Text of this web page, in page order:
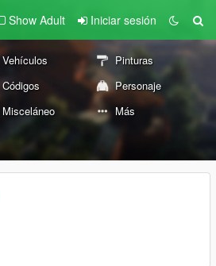
Show Adult Iniciar sesión
Vehículos
Pinturas
Códigos
Personaje
Misceláneo Más